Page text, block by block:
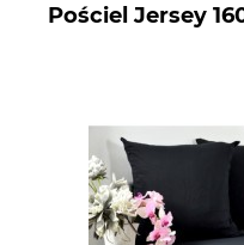
Pościel Jersey